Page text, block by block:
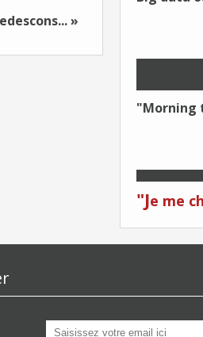
"Morning
"Je me charge de
»